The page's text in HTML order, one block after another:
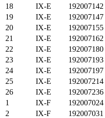
18
IX-E 192007142
19
IX-E 192007147
20
IX-E 192007155
21
IX-E 192007162
22
IX-E 192007180
23
IX-E 192007193
24
IX-E 192007197
25
IX-E 192007214
26
IX-E 192007236
1
IX-F 192007024
2
IX-F 192007031